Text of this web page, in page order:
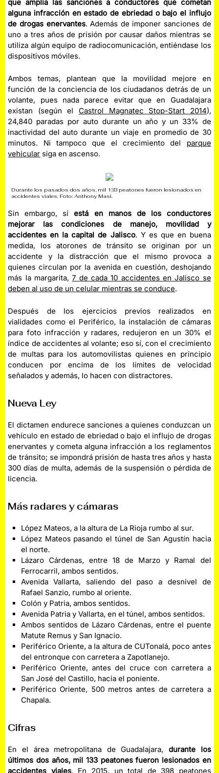
que amplía las sanciones a conductores que cometan
alguna infracción en estado de ebriedad o bajo el influjo
de drogas enervantes. Además de imponer sanciones de
uno a tres años de prisión por causar daños mientras se
utiliza algún equipo de radiocomunicación, entiéndase los
dispositivos móviles.
Ambos temas, plantean que la movilidad mejore en
función de la conciencia de los ciudadanos detrás de un
volante, pues nada parece evitar que en Guadalajara
existan (según el Castrol Magnatec Stop-Start 2014),
24,840 paradas por auto durante un año y un 33% de
inactividad del auto durante un viaje en promedio de 30
minutos. Ni tampoco que el crecimiento del parque
vehicular siga en ascenso.
Durante los pasados dos años, mil 133 peatones fueron lesionados en
accidentes viales. Foto: Anthony Masi.
Sin embargo, síestá en manos de los conductores
mejorar las condiciones de manejo, movilidad y
accidentes en la capital de Jalisco. Y es que en buena
medida, los atorones de tránsito se originan por un
accidente y la distracción que el mismo provoca a
quienes circulan por la avenida en cuestión, deshojando
más la margarita,7 de cada 10 accidentes en Jalisco se
deben al uso de un celular mientras se conduce.
Después de los ejercicios previos realizados en
vialidades como el Periférico, la instalación de cámaras
para foto infracción y radares, redujeron en un 30% el
índice de accidentes al volante; eso sí, con el crecimiento
de multas para los automovilistas quienes en principio
conducen por encima de los límites de velocidad
señalados y además, lo hacen con distractores.
Nueva Ley
El dictamen endurece sanciones a quienes conduzcan un
vehículo en estado de ebriedad o bajo el influjo de drogas
enervantes y cometa alguna infracción a los reglamentos
de tránsito; se impondrá prisión de hasta tres años y hasta
300 días de multa, además de la suspensión o pérdida de
licencia.
Más radares y cámaras
López Mateos, a la altura de La Rioja rumbo al sur.
López Mateos pasando el túnel de San Agustín hacia
el norte.
Lázaro Cárdenas, entre 18 de Marzo y Ramal del
Ferrocarril, ambos sentidos.
Avenida Vallarta, saliendo del paso a desnivel de
Rafael Sanzio, rumbo al oriente.
Colón y Patria, ambos sentidos.
Avenida Patria y Vallarta, en el túnel, ambos sentidos.
Ambos sentidos de Lázaro Cárdenas, entre el puente
Matute Remus y San Ignacio.
Periférico Oriente, a la altura de CUTonalá, poco antes
del entronque con carretera a Zapotlanejo.
Periférico Oriente, antes del cruce con carretera a
San José del Castillo, hacia el poniente.
Periférico Oriente, 500 metros antes de carretera a
Chapala.
Cifras
En el área metropolitana de Guadalajara, durante los
últimos dos años, mil 133 peatones fueron lesionados en
accidentes viales. En 2015, un total de 398 peatones